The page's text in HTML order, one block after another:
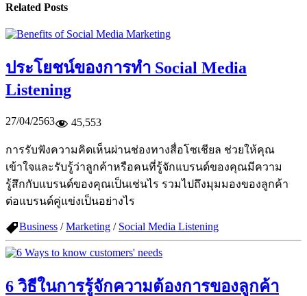
Related Posts
ประโยชน์ของการทำ Social Media
Listening
27/04/2563 45,553
การรับฟังความคิดเห็นผ่านช่องทางสื่อโซเชียล ช่วยให้คุณ
เข้าใจและรับรู้ว่าลูกค้าหรือคนที่รู้จักแบรนด์ของคุณมีความ
รู้สึกกับแบรนด์ของคุณเป็นเช่นไร รวมไปถึงมุมมองของลูกค้า
ต่อแบรนด์คู่แข่งเป็นอย่างไร
Business /Marketing / Social Media Listening
6 วิธีในการรู้จักความต้องการของลูกค้า